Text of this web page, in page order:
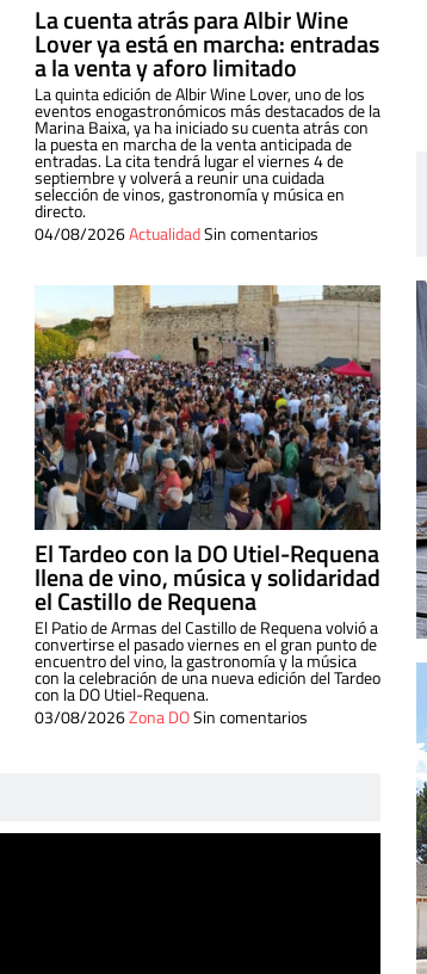
La cuenta atrás para Albir Wine
Lover ya está en marcha: entradas
a la venta y aforo limitado
La quinta edición de Albir Wine Lover, uno de los
eventos enogastronómicos más destacados de la
Marina Baixa, ya ha iniciado su cuenta atrás con
la puesta en marcha de la venta anticipada de
entradas. La cita tendrá lugar el viernes 4 de
septiembre y volverá a reunir una cuidada
selección de vinos, gastronomía y música en
directo.
04/08/2026ActualidadSin comentarios
El Tardeo con la DO Utiel-Requena
llena de vino, música y solidaridad
el Castillo de Requena
El Patio de Armas del Castillo de Requena volvió a
convertirse el pasado viernes en el gran punto de
encuentro del vino, la gastronomía y la música
con la celebración de una nueva edición del Tardeo
con la DO Utiel-Requena.
03/08/2026Zona DOSin comentarios